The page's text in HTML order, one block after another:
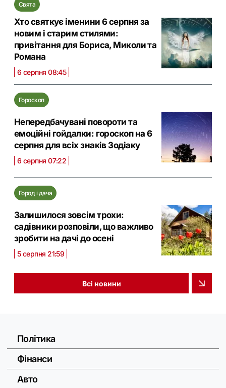
Свята
Хто святкує іменини 6 серпня за
новим і старим стилями:
привітання для Бориса, Миколи та
Романа
6 серпня 08:45
Гороскоп
Непередбачувані повороти та
емоційні гойдалки: гороскоп на 6
серпня для всіх знаків Зодіаку
6 серпня 07:22
Город і дача
Залишилося зовсім трохи:
садівники розповіли, що важливо
зробити на дачі до осені
5 серпня 21:59
Всі новини
Політика
Фінанси
Авто